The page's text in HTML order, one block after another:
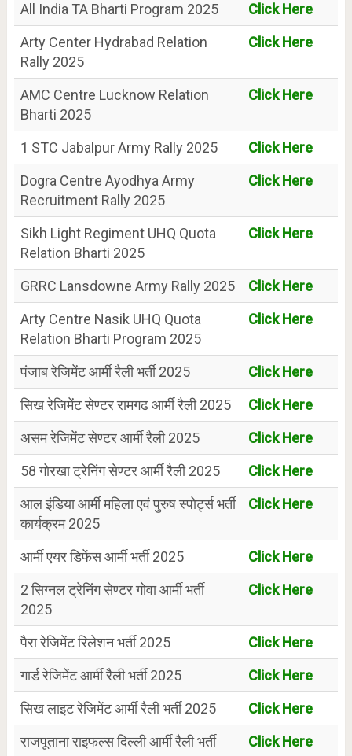
All India TA Bharti Program 2025
Click Here
Arty Center Hydrabad Relation
Rally 2025
Click Here
AMC Centre Lucknow Relation
Bharti 2025
Click Here
1 STC Jabalpur Army Rally 2025
Click Here
Dogra Centre Ayodhya Army
Recruitment Rally 2025
Click Here
Sikh Light Regiment UHQ Quota
Relation Bharti 2025
Click Here
GRRC Lansdowne Army Rally 2025
Click Here
Arty Centre Nasik UHQ Quota
Relation Bharti Program 2025
Click Here
पंजाब रेजिमेंट आर्मी रैली भर्ती 2025
Click Here
सिख रेजिमेंट सेण्टर रामगढ आर्मी रैली 2025
Click Here
असम रेजिमेंट सेण्टर आर्मी रैली 2025
Click Here
58 गोरखा ट्रेनिंग सेण्टर आर्मी रैली 2025
Click Here
आल इंडिया आर्मी महिला एवं पुरुष स्पोर्ट्स भर्ती
कार्यक्रम 2025
Click Here
आर्मी एयर डिफेंस आर्मी भर्ती 2025
Click Here
2 सिग्नल ट्रेनिंग सेण्टर गोवा आर्मी भर्ती
2025
Click Here
पैरा रेजिमेंट रिलेशन भर्ती 2025
Click Here
गार्ड रेजिमेंट आर्मी रैली भर्ती 2025
Click Here
सिख लाइट रेजिमेंट आर्मी रैली भर्ती 2025
Click Here
राजपूताना राइफल्स दिल्ली आर्मी रैली भर्ती
Click Here